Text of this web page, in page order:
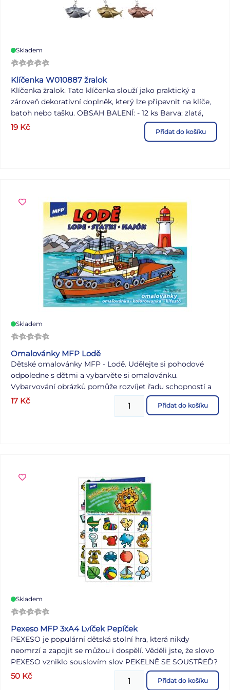
Skladem
Klíčenka W010887 žralok
Klíčenka žralok. Tato klíčenka slouží jako praktický a
zároveň dekorativní doplněk, který lze připevnit na klíče,
batoh nebo tašku. OBSAH BALENÍ: - 12 ks Barva: zlatá,
stříbrná, měděná Dodáváme v mixu po 3 ks dle skladové
19 Kč Přidat do košíku
Skladem
Omalovánky MFP Lodě
Dětské omalovánky MFP - Lodě. Udělejte si pohodové
odpoledne s dětmi a vybarvěte si omalovánku.
Vybarvování obrázků pomůže rozvíjet řadu schopností a
dovedností, zejména má velký vliv na jemnou motoriku
ruky. Nezapomeňte si koupit i pastelky a ořezávátko. Díky
17 Kč Přidat do košíku
Skladem
Pexeso MFP 3xA4 Lvíček Pepíček
PEXESO je populární dětská stolní hra, která nikdy
neomrzí a zapojit se můžou i dospělí. Věděli jste, že slovo
PEXESO vzniklo souslovím slov PEKELNĚ SE SOUSTŘEĎ?
Výborná učební pomůcka pro děti a rodiče. Naučte své
děti poznávat nová slovíčka a procvičujte jejich paměť.
50 Kč Přidat do košíku